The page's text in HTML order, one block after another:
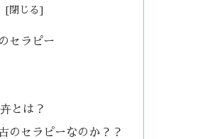
セラピー
とは？
のセラピーなのか？？